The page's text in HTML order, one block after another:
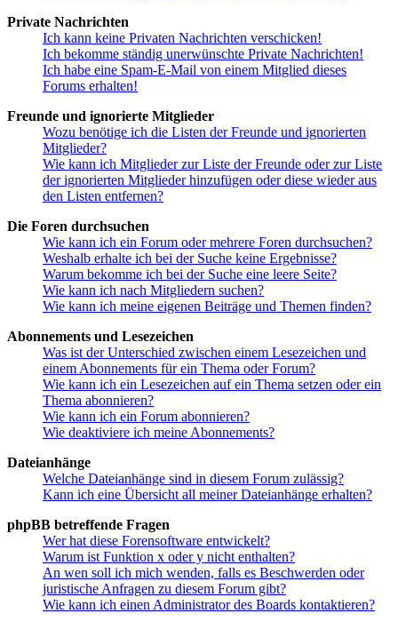
Private Nachrichten
Ich kann keine Privaten Nachrichten verschicken!
Ich bekomme ständig unerwünschte Private Nachrichten!
Ich habe eine Spam-E-Mail von einem Mitglied dieses
Forums erhalten!
Freunde und ignorierte Mitglieder
Wozu benötige ich die Listen der Freunde und ignorierten
Mitglieder?
Wie kann ich Mitglieder zur Liste der Freunde oder zur Liste
der ignorierten Mitglieder hinzufügen oder diese wieder aus
den Listen entfernen?
Die Foren durchsuchen
Wie kann ich ein Forum oder mehrere Foren durchsuchen?
Weshalb erhalte ich bei der Suche keine Ergebnisse?
Warum bekomme ich bei der Suche eine leere Seite?
Wie kann ich nach Mitgliedern suchen?
Wie kann ich meine eigenen Beiträge und Themen finden?
Abonnements und Lesezeichen
Was ist der Unterschied zwischen einem Lesezeichen und
einem Abonnements für ein Thema oder Forum?
Wie kann ich ein Lesezeichen auf ein Thema setzen oder ein
Thema abonnieren?
Wie kann ich ein Forum abonnieren?
Wie deaktiviere ich meine Abonnements?
Dateianhänge
Welche Dateianhänge sind in diesem Forum zulässig?
Kann ich eine Übersicht all meiner Dateianhänge erhalten?
phpBB betreffende Fragen
Wer hat diese Forensoftware entwickelt?
Warum ist Funktion x oder y nicht enthalten?
An wen soll ich mich wenden, falls es Beschwerden oder
juristische Anfragen zu diesem Forum gibt?
Wie kann ich einen Administrator des Boards kontaktieren?